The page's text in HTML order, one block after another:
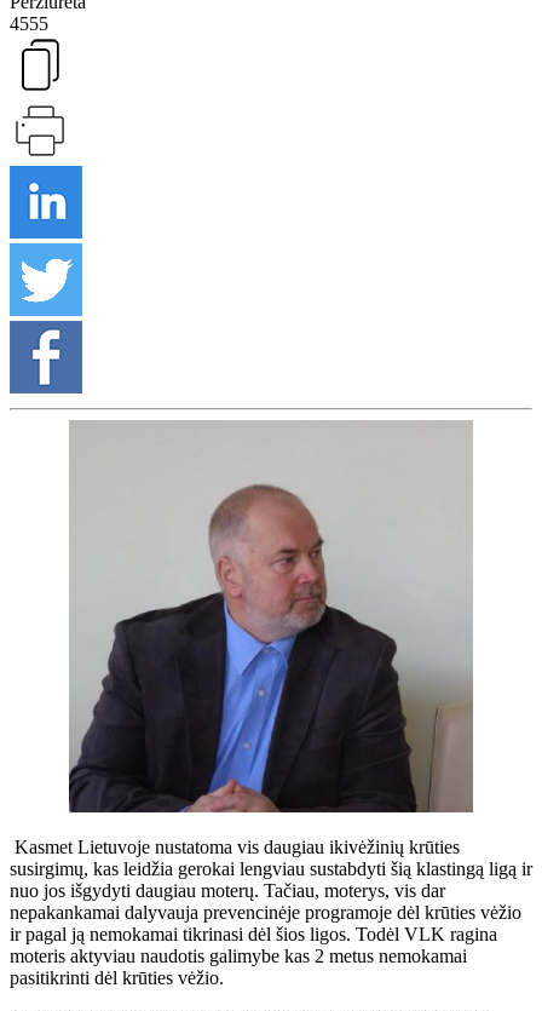
4555
Kasmet Lietuvoje nustatoma vis daugiau ikivėžinių krūties
susirgimų, kas leidžia gerokai lengviau sustabdyti šią klastingą ligą ir
nuo jos išgydyti daugiau moterų. Tačiau, moterys, vis dar
nepakankamai dalyvauja prevencinėje programoje dėl krūties vėžio
ir pagal ją nemokamai tikrinasi dėl šios ligos. Todėl VLK ragina
moteris aktyviau naudotis galimybe kas 2 metus nemokamai
pasitikrinti dėl krūties vėžio.